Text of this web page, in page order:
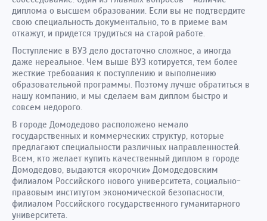
диплома о высшем образовании. Если вы не подтвердите
свою специальность документально, то в приеме вам
откажут, и придется трудиться на старой работе.
Поступление в ВУЗ дело достаточно сложное, а иногда
даже нереальное. Чем выше ВУЗ котируется, тем более
жесткие требования к поступлению и выполнению
образовательной программы. Поэтому лучше обратиться в
нашу компанию, и мы сделаем вам диплом быстро и
совсем недорого.
В городе Домодедово расположено немало
государственных и коммерческих структур, которые
предлагают специальности различных направленностей.
Всем, кто желает купить качественный диплом в городе
Домодедово, выдаются «корочки» Домодедовским
филиалом Российского нового университета, социально-
правовым институтом экономической безопасности,
филиалом Российского государственного гуманитарного
университета.